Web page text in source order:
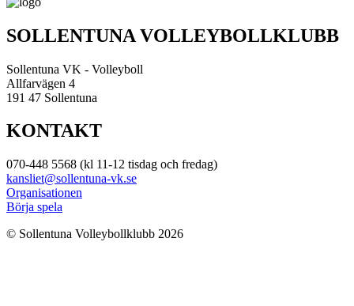
SOLLENTUNA VOLLEYBOLLKLUBB
Sollentuna VK - Volleyboll
Allfarvägen 4
191 47 Sollentuna
KONTAKT
070-448 5568 (kl 11-12 tisdag och fredag)
kansliet@sollentuna-vk.se
Organisationen
Börja spela
© Sollentuna Volleybollklubb 2026